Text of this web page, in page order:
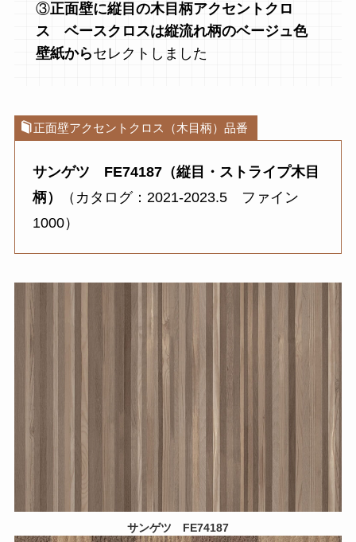
③正面壁に縦目の木目柄アクセントクロ
ス ベースクロスは縦流れ柄のベージュ色
壁紙からセレクトしました
正面壁アクセントクロス（木目柄）品番
サンゲツ FE74187 （縦目・ストライプ木目
柄）
（カタログ：2021-2023.5 ファイン
1000）
サンゲツ FE74187